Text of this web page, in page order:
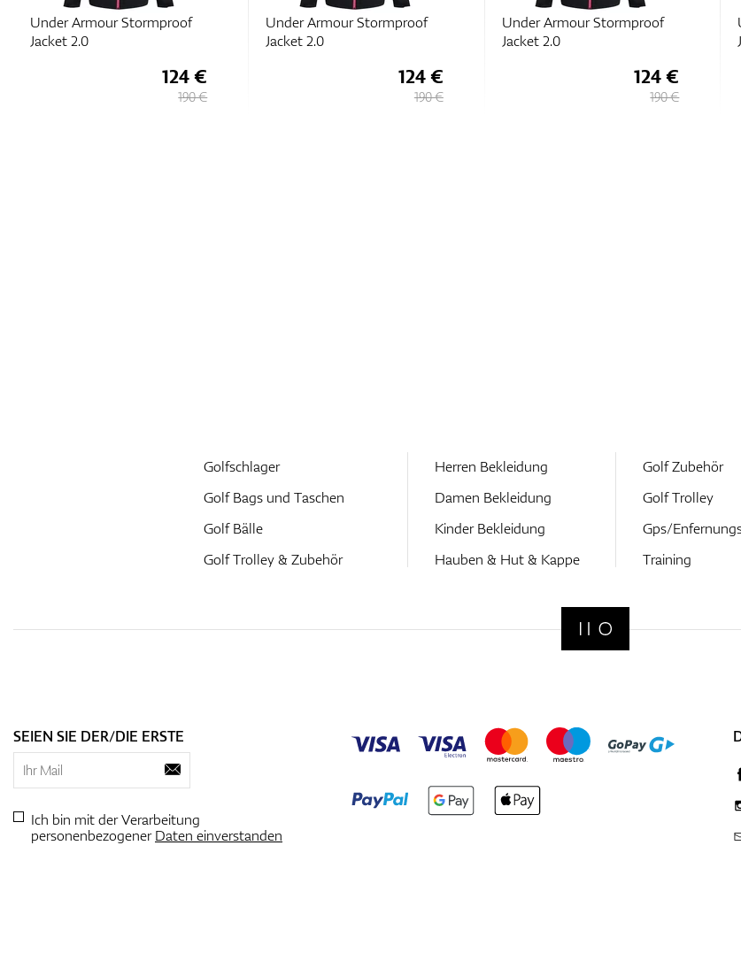
Under Armour Stormproof
Jacket 2.0
124 €
190 €
Under Armour Stormproof
Jacket 2.0
124 €
190 €
Under Armour Stormproof
Jacket 2.0
124 €
190 €
Golfschlager
Golf Bags und Taschen
Golf Bälle
Golf Trolley & Zubehör
Herren Bekleidung
Damen Bekleidung
Kinder Bekleidung
Hauben & Hut & Kappe
Golf Zubehör
Golf Trolley
Gps/
Training
SEIEN SIE DER/DIE ERSTE
Ich bin mit der Verarbeitung
personenbezogenerDaten einverstanden